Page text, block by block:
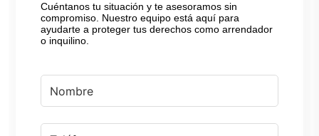
Cuéntanos tu situación y te asesoramos sin
compromiso. Nuestro equipo está aquí para
ayudarte a proteger tus derechos como arrendador
o inquilino.